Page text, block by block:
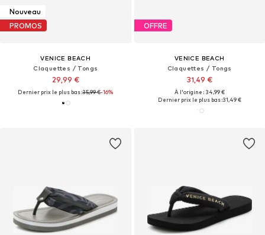
Nouveau
PROMOS
VENICE BEACH
Claquettes / Tongs
29,99 €
Dernier prix le plus bas :35,99 €-16%
OFFRE
VENICE BEACH
Claquettes / Tongs
31,49 €
À l'origine : 34,99 €
Dernier prix le plus bas :31,49 €